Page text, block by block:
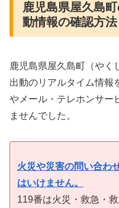
鹿児島県屋久島
動情報の確認方法
鹿児島県屋久島町（やく
出動のリアルタイム情報
やメール・テレホンサー
ませんでした。
火災や災害の問い合わ
はいけません。
119番は火災・救急・